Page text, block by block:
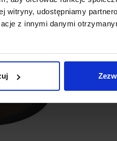
udostępniamy
z innymi danymi